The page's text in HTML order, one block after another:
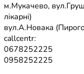
м.Мукачево,
лікарні)
вул.А.Новака
callcentr:
0678252225
0958252225